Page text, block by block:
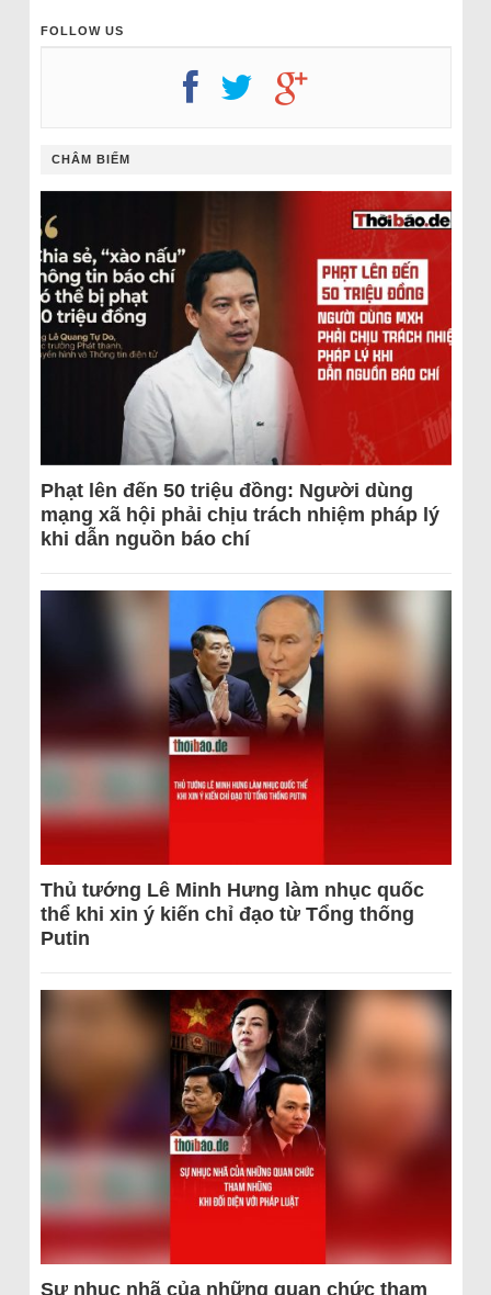
FOLLOW US
CHÂM BIẾM
Phạt lên đến 50 triệu đồng: Người dùng
mạng xã hội phải chịu trách nhiệm pháp lý
khi dẫn nguồn báo chí
Thủ tướng Lê Minh Hưng làm nhục quốc
thể khi xin ý kiến chỉ đạo từ Tổng thống
Putin
Sự nhục nhã của những quan chức tham